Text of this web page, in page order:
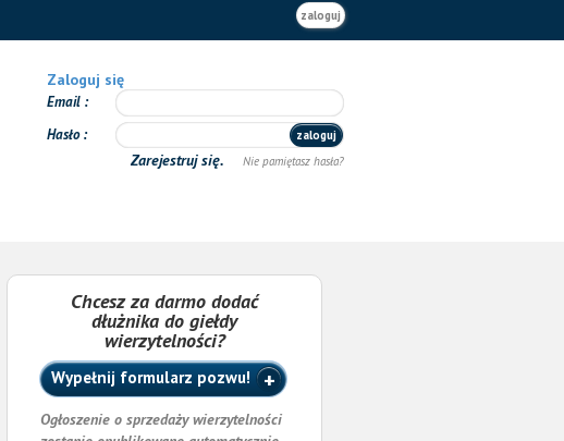
zaloguj
Zaloguj się
Email
Hasło
zaloguj
Zarejestruj się. Nie pamiętasz hasła?
Chcesz za darmo dodać
dłużnika do giełdy
wierzytelności?
Wypełnij formularz pozwu!
Ogłoszenie o sprzedaży wierzytelności